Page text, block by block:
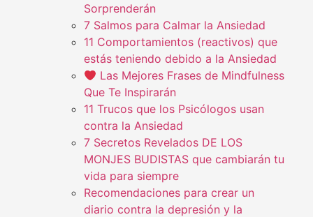
Sorprenderán
7 Salmos para Calmar la Ansiedad
11 Comportamientos (reactivos) que
estás teniendo debido a la Ansiedad
Las Mejores Frases de Mindfulness
Que Te Inspirarán
11 Trucos que los Psicólogos usan
contra la Ansiedad
7 Secretos Revelados DE LOS
MONJES BUDISTAS que cambiarán tu
vida para siempre
Recomendaciones para crear un
diario contra la depresión y la